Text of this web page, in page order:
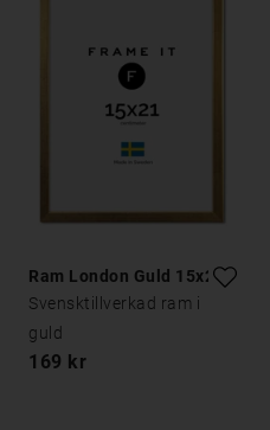
Ram London Guld 15x21
Svensktillverkad ram i
guld
169 kr